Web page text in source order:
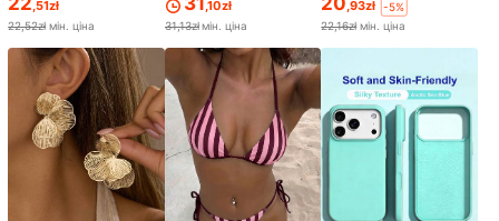
,51zł
22,52zł мін. ціна
,10zł
31,13złмін. ціна
,93zł
-5%
22,16zł мін. ціна